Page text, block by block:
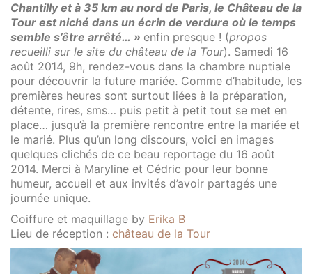
Chantilly et à 35 km au nord de Paris, le Château de la
Tour est niché dans un écrin de verdure où le temps
semble s’être arrêté… » enfin presque ! (propos
recueilli sur le site du château de la Tour). Samedi 16
août 2014, 9h, rendez-vous dans la chambre nuptiale
pour découvrir la future mariée. Comme d’habitude, les
premières heures sont surtout liées à la préparation,
détente, rires, sms… puis petit à petit tout se met en
place… jusqu’à la première rencontre entre la mariée et
le marié. Plus qu’un long discours, voici en images
quelques clichés de ce beau reportage du 16 août
2014. Merci à Maryline et Cédric pour leur bonne
humeur, accueil et aux invités d’avoir partagés une
journée unique.
Coiffure et maquillage by Erika B
Lieu de réception : château de la Tour